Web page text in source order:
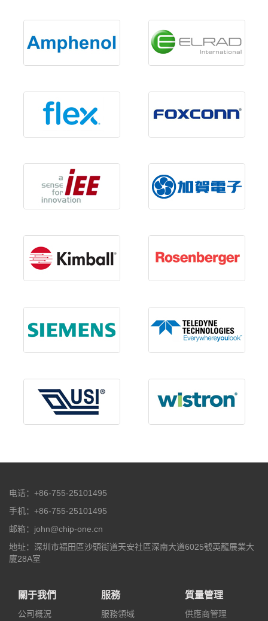
电话：+86-755-25101495
手机：+86-755-25101495
邮箱：john@chip-one.cn
地址：深圳市福田區沙頭街道天安社區深南大道6025號英龍展業大
廈28A室
關于我們
公司概況
服務
服務領域
質量管理
供應商管理